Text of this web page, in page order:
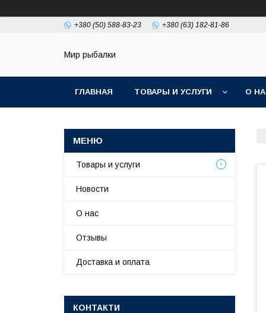
+380 (50) 588-83-23 +380 (63) 182-81-86
Мир рыбалки
ГЛАВНАЯ ТОВАРЫ И УСЛУГИ О
Товары и услуги
Новости
О нас
Отзывы
Доставка и оплата
КОНТАКТИ